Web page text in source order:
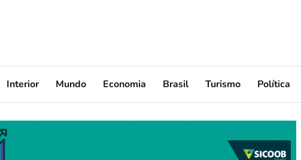
Interior Mundo Economia Brasil Turismo Política